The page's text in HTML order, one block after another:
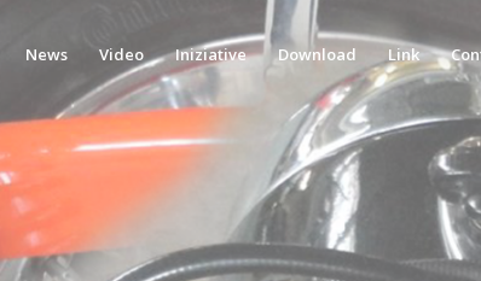
News Video Iniziative Download Link